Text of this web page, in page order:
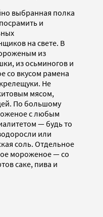
выбранная полка
и
на свете. В
из
из осьминогов и
со вкусом рамена
Не
мясом,
По большому
с любым
— будь то
или
соль. Отдельное
мороженое — со
саке, пива и